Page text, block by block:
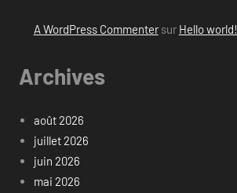
A WordPress Commentersur Hello world!
Archives
août 2026
juillet 2026
juin 2026
mai 2026